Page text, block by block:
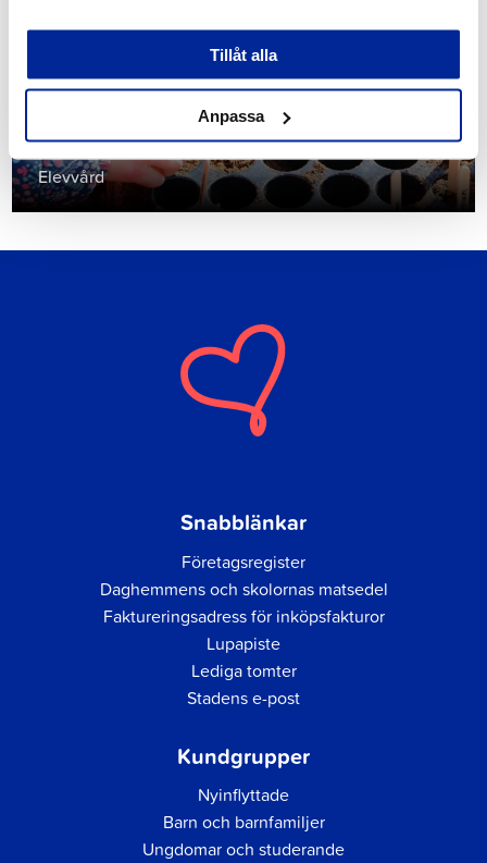
Tillåt alla
Anpassa
Elevvård
Snabblänkar
Företagsregister
Daghemmens och skolornas matsedel
Faktureringsadress för inköpsfakturor
Lupapiste
Lediga tomter
Stadens e-post
Kundgrupper
Nyinflyttade
Barn och barnfamiljer
Ungdomar och studerande